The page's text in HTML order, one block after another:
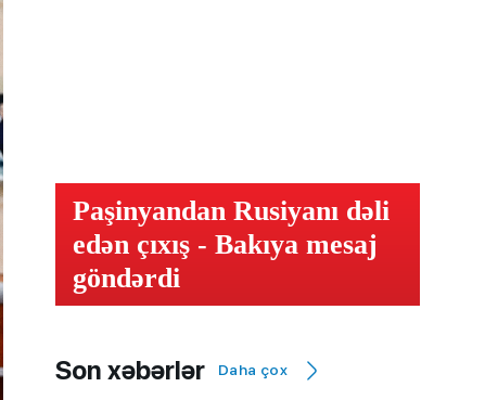
Paşinyandan Rusiyanı dəli
edən çıxış - Bakıya mesaj
göndərdi
Son xəbərlər Daha çox